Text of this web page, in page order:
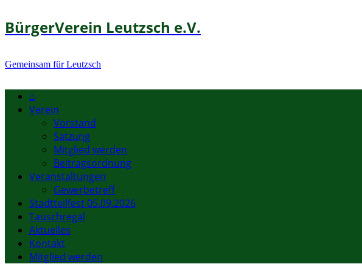
BürgerVerein Leutzsch e.V.
Gemeinsam für Leutzsch
⌂
Verein
Vorstand
Satzung
Mitglied werden
Beitragsordnung
Veranstaltungen
Gewerbetreff
Stadtteilfest 05.09.2026
Tauschregal
Aktuelles
Kontakt
Mitglied werden